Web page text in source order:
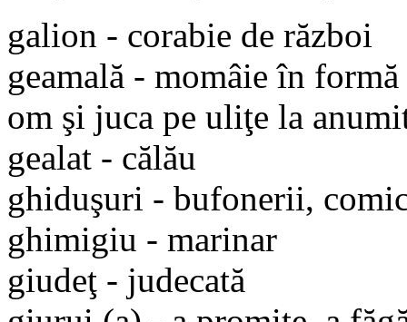
galion - corabie de război
geamală - momâie în
om şi juca pe uliţe la
gealat - călău
ghiduşuri - bufonerii,
ghimigiu - marinar
giudeţ - judecată